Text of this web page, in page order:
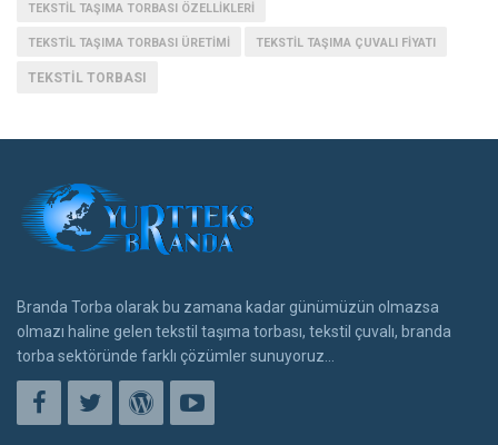
TEKSTIL TAŞIMA TORBASI ÖZELLIKLERI
TEKSTIL TAŞIMA TORBASI ÜRETIMI TEKSTIL TAŞIMA ÇUVALI FIYATI
TEKSTIL TORBASI
Branda Torba olarak bu zamana kadar günümüzün olmazsa
olmazı haline gelen tekstil taşıma torbası, tekstil çuvalı, branda
torba sektöründe farklı çözümler sunuyoruz...